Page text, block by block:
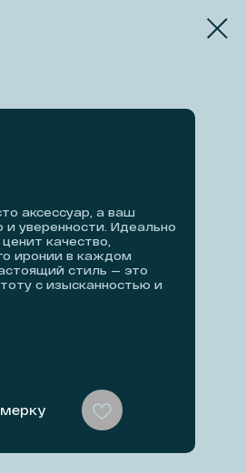
аксессуар, а ваш
уверенности. Идеально
качество,
иронии в каждом
стиль — это
с изысканностью и